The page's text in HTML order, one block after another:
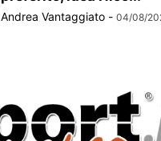
Andrea Vantaggiato - 04/08/